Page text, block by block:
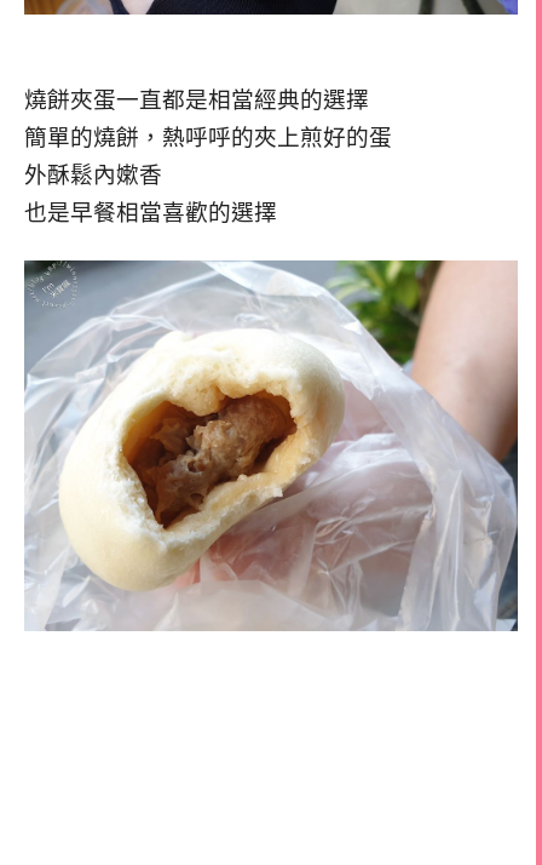
燒餅夾蛋一直都是相當經典的選擇
簡單的燒餅，熱呼呼的夾上煎好的蛋
外酥鬆內嫰香
也是早餐相當喜歡的選擇